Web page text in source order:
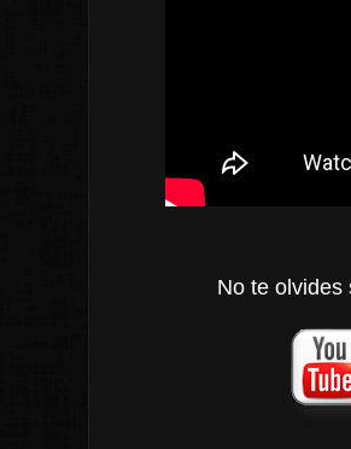
No te olvides